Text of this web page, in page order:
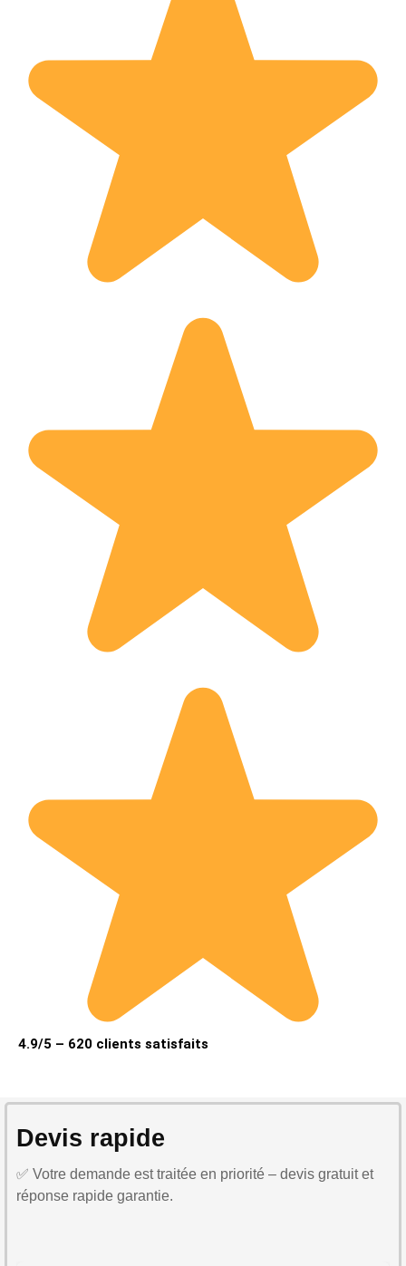
4.9/5 – 620 clients satisfaits
Devis rapide
✅ Votre demande est traitée en priorité – devis gratuit et
réponse rapide garantie.